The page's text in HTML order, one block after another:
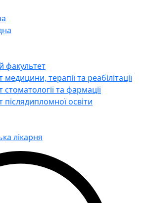
факультет
терапії та реабілітації
стоматології та фармації
післядипломної освіти
лікарня